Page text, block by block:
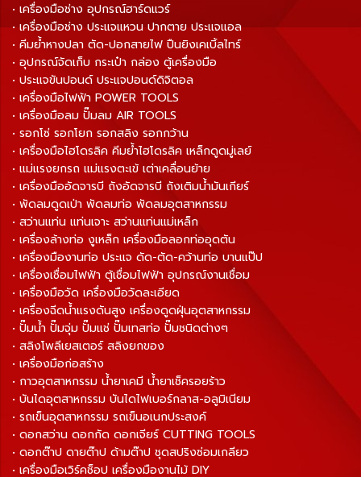
• เครื่องมือช่าง อุปกรณ์ฮาร์ดแวร์
• เครื่องมือช่าง ประแจแหวน ปากตาย ประแจแอล
• คีมย้ำหางปลา ตัด-ปอกสายไฟ ปืนยิงเคเบิ้ลไทร์
• อุปกรณ์จัดเก็บ กระเป๋า กล่อง ตู้เครื่องมือ
• ประแจขันปอนด์ ประแจปอนด์ดิจิตอล
• เครื่องมือไฟฟ้า POWER TOOLS
• เครื่องมือลม ปั๊มลม AIR TOOLS
• รอกโซ่ รอกโยก รอกสลิง รอกกว้าน
• เครื่องมือไฮโดรลิค คีมย้ำไฮโดรลิค เหล็กดูดมู่เลย์
• แม่แรงยกรถ แม่แรงตะเข้ เต่าเคลื่อนย้าย
• เครื่องมืออัดจารบี ถังอัดจารบี ถังเติมน้ำมันเกียร์
• พัดลมดูดเป่า พัดลมท่อ พัดลมอุตสาหกรรม
• สว่านแท่น แท่นเจาะ สว่านแท่นแม่เหล็ก
• เครื่องล้างท่อ งูเหล็ก เครื่องมือลอกท่ออุดตัน
• เครื่องมืองานท่อ ประแจ ดัด-ตัด-คว้านท่อ บานแป๊ป
• เครื่องเชื่อมไฟฟ้า ตู้เชื่อมไฟฟ้า อุปกรณ์งานเชื่อม
• เครื่องมือวัด เครื่องมือวัดละเอียด
• เครื่องฉีดน้ำแรงดันสูง เครื่องดูดฝุ่นอุตสาหกรรม
• ปั๊มน้ำ ปั๊มจุ่ม ปั๊มแช่ ปั๊มเทสท่อ ปั๊มชนิดต่างๆ
• สลิงโพลีเยสเตอร์ สลิงยกของ
• เครื่องมือก่อสร้าง
• กาวอุตสาหกรรม น้ำยาเคมี น้ำยาเช็ครอยร้าว
• บันไดอุตสาหกรรม บันไดไฟเบอร์กลาส-อลูมิเนียม
• รถเข็นอุตสาหกรรม รถเข็นอเนกประสงค์
• ดอกสว่าน ดอกกัด ดอกเจียร์ CUTTING TOOLS
• ดอกต๊าป ดายต๊าป ด้ามต๊าป ชุดสปริงซ่อมเกลียว
• เครื่องมือเวิร์คช็อป เครื่องมืองานไม้ DIY